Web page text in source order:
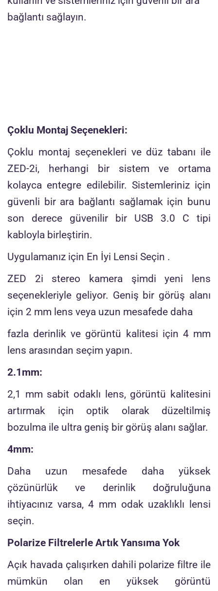
bağlantı sağlayın.
Çoklu Montaj Seçenekleri:
Çoklu montaj seçenekleri ve düz tabanı ile
ZED-2i, herhangi bir sistem ve ortama
kolayca entegre edilebilir. Sistemleriniz için
güvenli bir ara bağlantı sağlamak için bunu
son derece güvenilir bir USB 3.0 C tipi
kabloyla birleştirin.
Uygulamanız için En İyi Lensi Seçin .
ZED 2i stereo kamera şimdi yeni lens
seçenekleriyle geliyor. Geniş bir görüş alanı
için 2 mm lens veya uzun mesafede daha
fazla derinlik ve görüntü kalitesi için 4 mm
lens arasından seçim yapın.
2.1mm:
2,1 mm sabit odaklı lens, görüntü kalitesini
artırmak için optik olarak düzeltilmiş
bozulma ile ultra geniş bir görüş alanı sağlar.
4mm:
Daha uzun mesafede daha yüksek
çözünürlük ve derinlik doğruluğuna
ihtiyacınız varsa, 4 mm odak uzaklıklı lensi
seçin.
Polarize Filtrelerle Artık Yansıma Yok
Açık havada çalışırken dahili polarize filtre ile
mümkün olan en yüksek görüntü